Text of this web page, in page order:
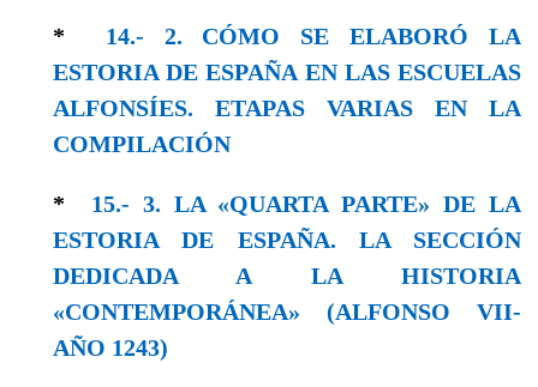
* 14.- 2. CÓMO SE ELABORÓ LA
ESTORIA DE ESPAÑA EN LAS ESCUELAS
ALFONSÍES. ETAPAS VARIAS EN LA
COMPILACIÓN
* 15.- 3. LA «QUARTA PARTE» DE LA
ESTORIA DE ESPAÑA. LA SECCIÓN
DEDICADA A LA HISTORIA
«CONTEMPORÁNEA» (ALFONSO VII-
AÑO 1243)